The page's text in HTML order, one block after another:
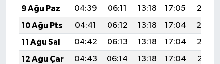
9 Ağu Paz
04:39 06:11 13:18 17:05
20:15
10 Ağu Pts
04:41 06:12 13:18 17:04
20:14
11 Ağu Sal
04:42 06:13 13:18 17:04
20:13
12 Ağu Çar
04:43 06:14 13:18 17:04
20:11
UŞAK
YURT